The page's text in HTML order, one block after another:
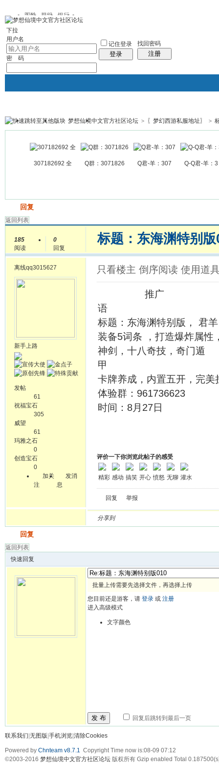
图酷 群组 银行
下拉
用户名
密 码
记住登录
登录
找回密码
注册
银行 群组聚合 我的空间
帖子
梦想仙境中文官方社区论坛 > 〖梦幻西游私服地址〗 >
307182692 全 Q群：3071826 Q君-羊：307 Q-Q君-羊：3
回复
返回列表
185
阅读
0
回复
标题：东海渊特别
离线qq3015627
新手上路
发帖
61
祝福宝石
305
威望
61
玛雅之石
0
创造宝石
0
加关
注
发消
息
只看楼主 倒序阅读 使用道
推广
标题：东海
装备5词条 ，打造爆炸属性
神剑，十八奇技，奇门遁
卡牌养成，内置五开，完美
体验群：961736623
时间：8月27日
评价一下你浏览此帖子的感受
精彩 感动 搞笑 开心 愤怒 无聊 灌水
回复 举报
分享到
回复
返回列表
快速回复
批量上传需要先选择文件，再选择上传
您目前还是游客，请 登录 或 注册
进入高级模式
文字颜色
发 布 回复后跳转到最后一页
联系我们 无图版 手机浏览 清除Cookies
Powered by Chnteam v8.7.1 Copyright Time now is:08-09 07:12
©2003-2016 梦想仙境中文官方社区论坛 版权所有 Gzip enabled Total